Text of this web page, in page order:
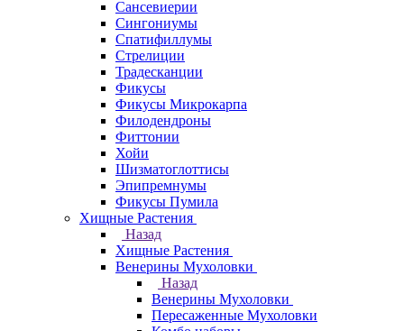
Сансевиерии
Сингониумы
Спатифиллумы
Стрелиции
Традесканции
Фикусы
Фикусы Микрокарпа
Филодендроны
Фиттонии
Хойи
Шизматоглоттисы
Эпипремнумы
Фикусы Пумила
Хищные Растения
Назад
Хищные Растения
Венерины Мухоловки
Назад
Венерины Мухоловки
Пересаженные Мухоловки